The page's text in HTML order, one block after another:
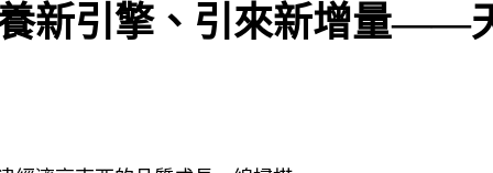
新引擎、引來新增量——